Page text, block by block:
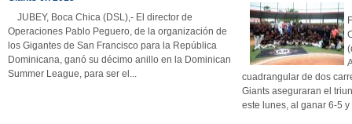
JUBEY, Boca Chica (DSL),- El director de
Operaciones Pablo Peguero, de la organización de
los Gigantes de San Francisco para la República
Dominicana, ganó su décimo anillo en la Dominican
Summer League, para ser el...
cuadrangular de dos
Giants aseguraran el
este lunes, al ganar 6-5